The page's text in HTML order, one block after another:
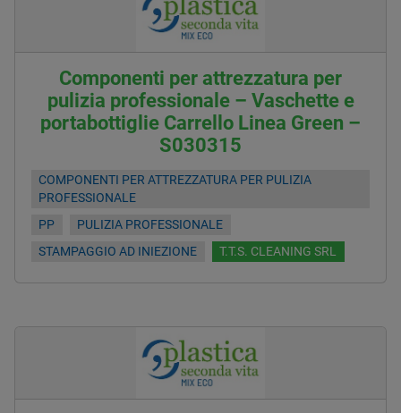
Componenti per attrezzatura per
pulizia professionale – Vaschette e
portabottiglie Carrello Linea Green –
S030315
COMPONENTI PER ATTREZZATURA PER PULIZIA
PROFESSIONALE
PP
PULIZIA PROFESSIONALE
STAMPAGGIO AD INIEZIONE
T.T.S. CLEANING SRL